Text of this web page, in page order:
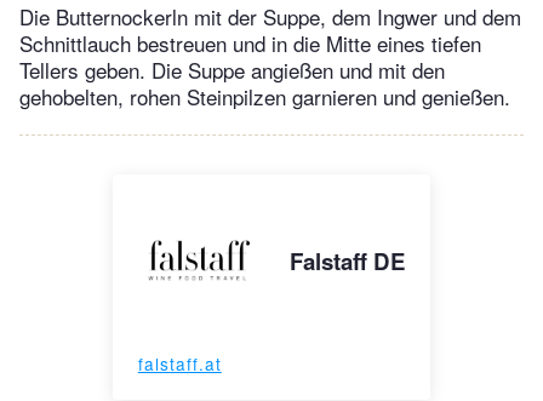
Die Butternockerln mit der Suppe, dem Ingwer und dem
Schnittlauch bestreuen und in die Mitte eines tiefen
Tellers geben. Die Suppe angießen und mit den
gehobelten, rohen Steinpilzen garnieren und genießen.
Falstaff DE
falstaff.at